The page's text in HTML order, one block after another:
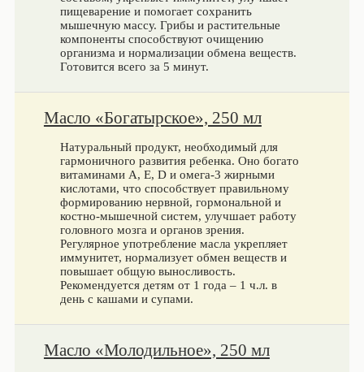
пищеварение и помогает сохранить
мышечную массу. Грибы и растительные
компоненты способствуют очищению
организма и нормализации обмена веществ.
Готовится всего за 5 минут.
Масло «Богатырское», 250 мл
Натуральный продукт, необходимый для
гармоничного развития ребенка. Оно богато
витаминами А, Е, D и омега‑3 жирными
кислотами, что способствует правильному
формированию нервной, гормональной и
костно-мышечной систем, улучшает работу
головного мозга и органов зрения.
Регулярное употребление масла укрепляет
иммунитет, нормализует обмен веществ и
повышает общую выносливость.
Рекомендуется детям от 1 года – 1 ч.л. в
день с кашами и супами.
Масло «Молодильное», 250 мл